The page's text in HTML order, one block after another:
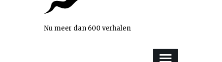
Nu meer dan 600 verhalen